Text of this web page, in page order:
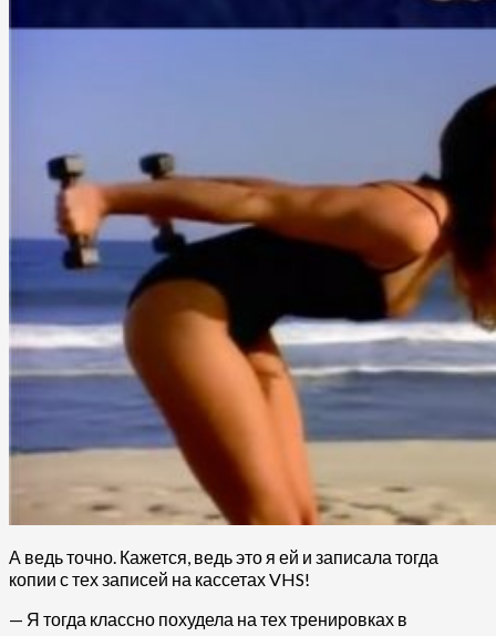
А ведь точно. Кажется, ведь это я ей и записала тогда
копии с тех записей на кассетах VHS!
— Я тогда классно похудела на тех тренировках в